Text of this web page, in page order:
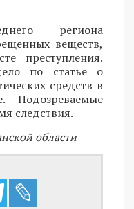
региона
веществ,
преступления.
по статье о
средств в
Подозреваемые
следствия.
области